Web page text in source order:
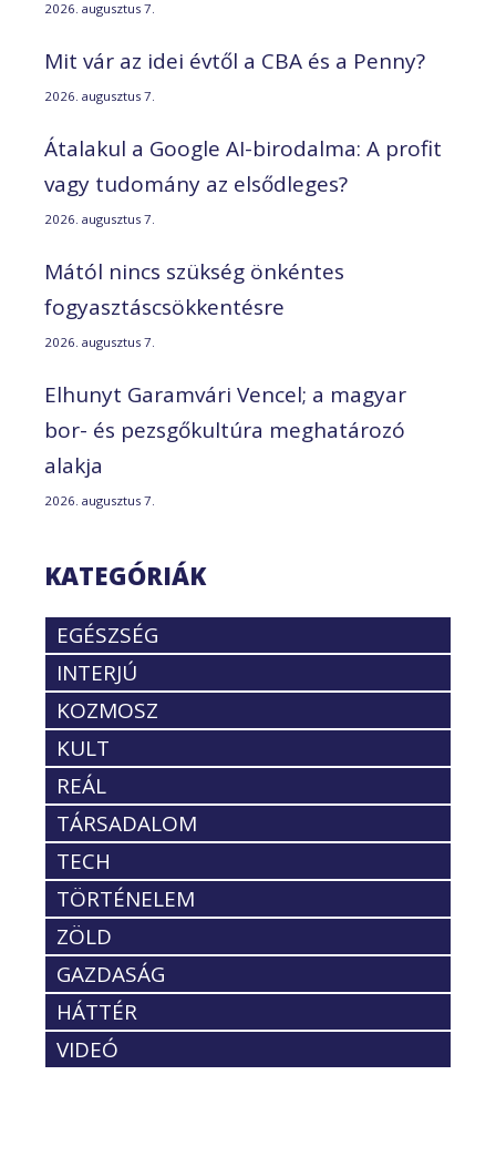
2026. augusztus 7.
Mit vár az idei évtől a CBA és a Penny?
2026. augusztus 7.
Átalakul a Google AI-birodalma: A profit
vagy tudomány az elsődleges?
2026. augusztus 7.
Mától nincs szükség önkéntes
fogyasztáscsökkentésre
2026. augusztus 7.
Elhunyt Garamvári Vencel; a magyar
bor- és pezsgőkultúra meghatározó
alakja
2026. augusztus 7.
KATEGÓRIÁK
EGÉSZSÉG
INTERJÚ
KOZMOSZ
KULT
REÁL
TÁRSADALOM
TECH
TÖRTÉNELEM
ZÖLD
GAZDASÁG
HÁTTÉR
VIDEÓ